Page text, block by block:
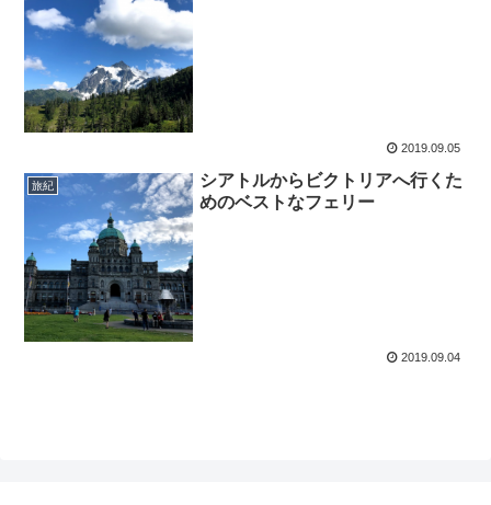
2019.09.05
旅紀
シアトルからビクトリアへ行くた
めのベストなフェリー
2019.09.04